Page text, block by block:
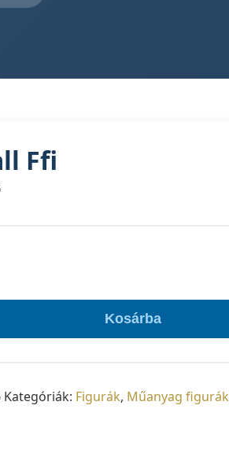
Ffi
Kosárba
Kategóriák: Figurák, Műanyag figurák